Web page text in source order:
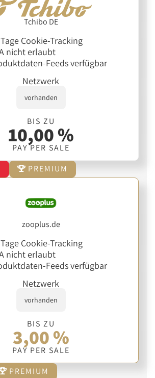
Tchibo DE
Cookie-Tracking
nicht erlaubt
Feeds verfügbar
Netzwerk
vorhanden
BIS ZU
10,00 %
PAY PER SALE
PREMIUM
zooplus.de
Cookie-Tracking
nicht erlaubt
Feeds verfügbar
Netzwerk
vorhanden
BIS ZU
3,00 %
PAY PER SALE
PREMIUM